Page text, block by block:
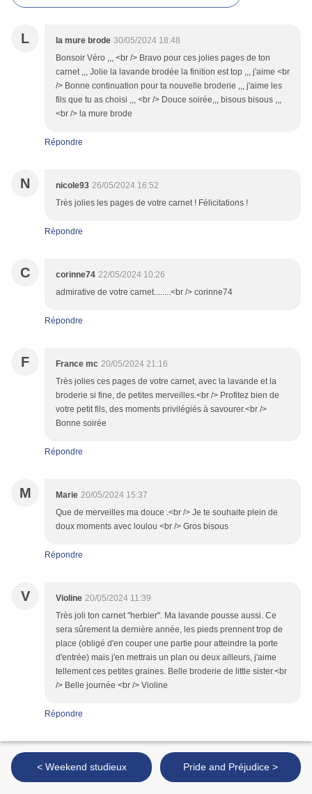
L la mure brode 30/05/2024 18:48
Bonsoir Véro ,,, <br /> Bravo pour ces jolies pages de ton
carnet ,,, Jolie la lavande brodée la finition est top ,,, j'aime <br
/> Bonne continuation pour ta nouvelle broderie ,,, j'aime les
fils que tu as choisi ,,, <br /> Douce soirée,,, bisous bisous ,,,
<br /> la mure brode
Répondre
N nicole93 26/05/2024 16:52
Très jolies les pages de votre carnet ! Félicitations !
Répondre
C corinne74 22/05/2024 10:26
admirative de votre carnet........<br /> corinne74
Répondre
F France mc 20/05/2024 21:16
Très jolies ces pages de votre carnet, avec la lavande et la
broderie si fine, de petites merveilles.<br /> Profitez bien de
votre petit fils, des moments privilégiés à savourer.<br />
Bonne soirée
Répondre
M Marie 20/05/2024 15:37
Que de merveilles ma douce .<br /> Je te souhaite plein de
doux moments avec loulou <br /> Gros bisous
Répondre
V Violine 20/05/2024 11:39
Très joli ton carnet "herbier". Ma lavande pousse aussi. Ce
sera sûrement la dernière année, les pieds prennent trop de
place (obligé d'en couper une partie pour atteindre la porte
d'entrée) mais j'en mettrais un plan ou deux ailleurs, j'aime
tellement ces petites graines. Belle broderie de little sister.<br
/> Belle journée <br /> Violine
Répondre
< Weekend studieux Pride and Préjudice >